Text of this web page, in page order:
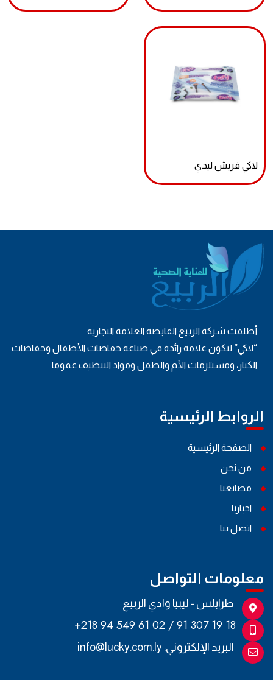
لاكي فريش ليدي
أطلقت شركة الربيع القابضة العلامة التجارية
“لاكي” لتكون علامة رائدة في صناعة حفاضات الأطفال وحفاضات
الكبار، ومستلزمات الأم والطفل ومواد التنظيف عموما.
الروابط الرئيسية
الصفحة الرئيسية
من نحن
مصانعنا
اخبارنا
اتصل بنا
معلومات التواصل
طرابلس - ليبيا وادي الربيع
+218 94 549 61 02 / 91 307 19 18
البريد الإلكتروني: info@lucky.com.ly